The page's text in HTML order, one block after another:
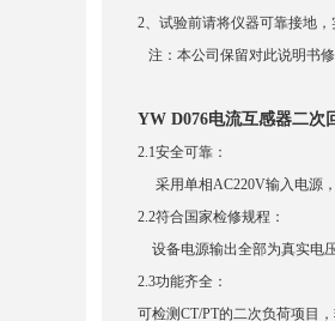
2、试验前请将仪器可靠接地
注：本公司保留对此说明书
YW D076电流互感器二次
2.1安全可靠：
采用单相AC220V输入电源
2.2符合国家检修规程：
设备电源输出全部为真实电
2.3功能齐全：
可检测CT/PT的二次负荷项目